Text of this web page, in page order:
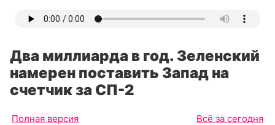
Два миллиарда в год. Зеленский
намерен поставить Запад на
счетчик за СП-2
Полная версия Всё за сегодня